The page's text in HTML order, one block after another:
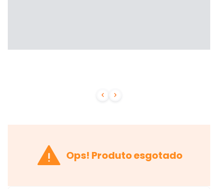
 
 Ops! Produto esgotado